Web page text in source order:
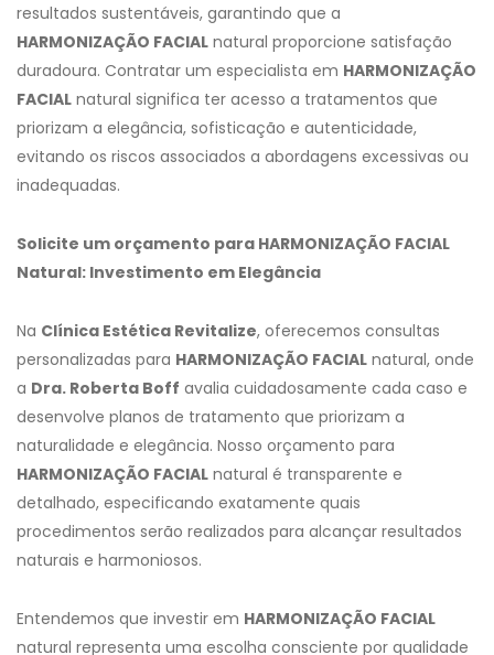
resultados sustentáveis, garantindo que a
HARMONIZAÇÃO FACIAL natural proporcione satisfação
duradoura. Contratar um especialista em HARMONIZAÇÃO
FACIAL natural significa ter acesso a tratamentos que
priorizam a elegância, sofisticação e autenticidade,
evitando os riscos associados a abordagens excessivas ou
inadequadas.
Solicite um orçamento para HARMONIZAÇÃO FACIAL
Natural: Investimento em Elegância
Na Clínica Estética Revitalize, oferecemos consultas
personalizadas para HARMONIZAÇÃO FACIAL natural, onde
a Dra. Roberta Boff avalia cuidadosamente cada caso e
desenvolve planos de tratamento que priorizam a
naturalidade e elegância. Nosso orçamento para
HARMONIZAÇÃO FACIAL natural é transparente e
detalhado, especificando exatamente quais
procedimentos serão realizados para alcançar resultados
naturais e harmoniosos.
Entendemos que investir em HARMONIZAÇÃO FACIAL
natural representa uma escolha consciente por qualidade